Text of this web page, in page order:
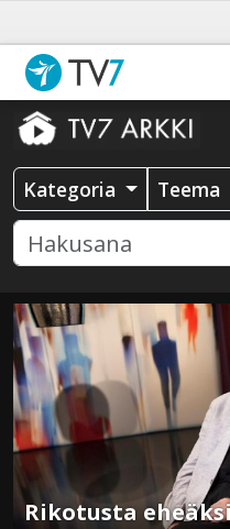
Kategoria Teema
Rikotusta